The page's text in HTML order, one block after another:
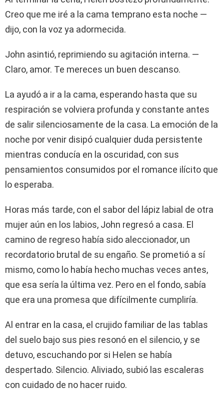
Creo que me iré a la cama temprano esta noche —
dijo, con la voz ya adormecida.
John asintió, reprimiendo su agitación interna. —
Claro, amor. Te mereces un buen descanso.
La ayudó a ir a la cama, esperando hasta que su
respiración se volviera profunda y constante antes
de salir silenciosamente de la casa. La emoción de la
noche por venir disipó cualquier duda persistente
mientras conducía en la oscuridad, con sus
pensamientos consumidos por el romance ilícito que
lo esperaba.
Horas más tarde, con el sabor del lápiz labial de otra
mujer aún en los labios, John regresó a casa. El
camino de regreso había sido aleccionador, un
recordatorio brutal de su engaño. Se prometió a sí
mismo, como lo había hecho muchas veces antes,
que esa sería la última vez. Pero en el fondo, sabía
que era una promesa que difícilmente cumpliría.
Al entrar en la casa, el crujido familiar de las tablas
del suelo bajo sus pies resonó en el silencio, y se
detuvo, escuchando por si Helen se había
despertado. Silencio. Aliviado, subió las escaleras
con cuidado de no hacer ruido.